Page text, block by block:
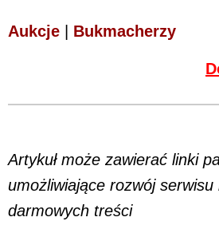
Aukcje Bukmacherzy
Artykuł może zawierać linki
umożliwiające rozwój
darmowych treści